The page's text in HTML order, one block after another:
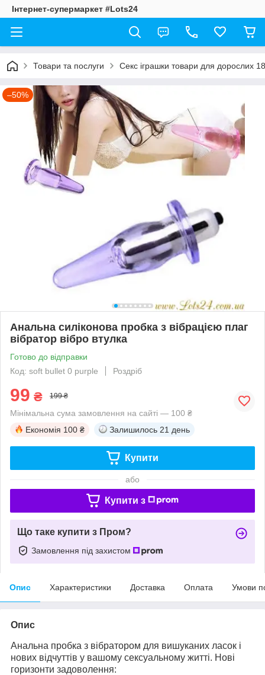
Інтернет-супермаркет #Lots24
Товари та послуги Секс іграшки товари для дорослих
–50%
Анальна силіконова пробка з вібрацією плаг
вібратор вібро втулка
Готово до відправки
Код: soft bullet 0 purple
Роздріб
99 ₴ 199 ₴
Мінімальна сума замовлення на сайті — 100 ₴
Економія 100 ₴ Залишилось 21 день
Купити
або
Купити з
Що таке купити з Пром?
Замовлення під захистом
Опис Характеристики Доставка Оплата Умови
Опис
Анальна пробка з вібратором для вишуканих ласок і
нових відчуттів у вашому сексуальному житті. Нові
горизонти задоволення: